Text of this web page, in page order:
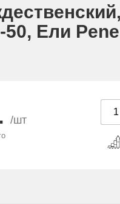
Eли
/шт